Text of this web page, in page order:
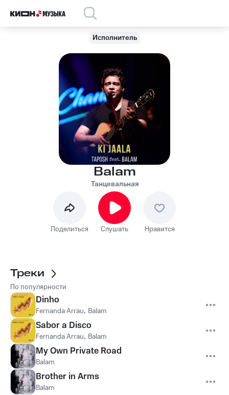
Исполнитель
Balam
Танцевальная
Поделиться Слушать Нравится
Треки
По популярности
Dinho
Fernanda Arrau, Balam
Sabor a Disco
Fernanda Arrau, Balam
My Own Private Road
Balam
Brother in Arms
Balam